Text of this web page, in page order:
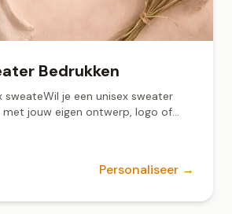
Bedrukken
sweateWil je een unisex sweater
met jouw eigen ontwerp, logo of
zorgen wij voor een professionele,
sweater is
dames als heren en heeft een
langdurig draagcomfort. Ideaal
Personaliseer →